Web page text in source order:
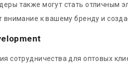
также могут стать отличным
внимание к вашему бренду и
сотрудничества для оптовых